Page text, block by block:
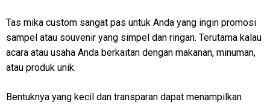
Tas mika custom sangat pas untuk Anda yang ingin promosi
sampel atau souvenir yang simpel dan ringan. Terutama kalau
acara atau usaha Anda berkaitan dengan makanan, minuman,
atau produk unik.
Bentuknya yang kecil dan transparan dapat menampilkan